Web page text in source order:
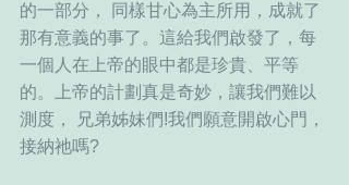
的一部分， 同樣甘心為主所用，成就了
那有意義的事了。這給我們啟發了，每
一個人在上帝的眼中都是珍貴、平等
的。上帝的計劃真是奇妙，讓我們難以
測度， 兄弟姊妹們!我們願意開啟心門，
接納祂嗎?